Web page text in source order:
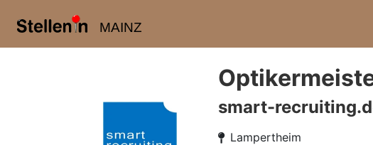
MAINZ
smart-
Lampertheim